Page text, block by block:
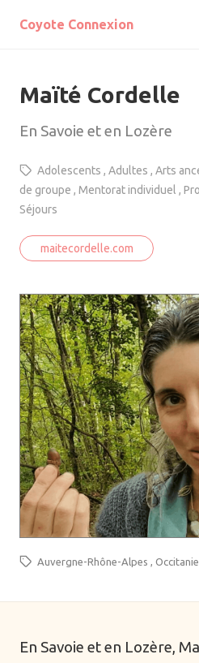
Coyote Connexion
Maïté Cordelle
En Savoie et en Lozère
Adolescents Adultes Arts
de groupe
Mentorat individuel
Séjours
maitecordelle.com
Auvergne-Rhône-Alpes Occitanie
En Savoie et en Lozère,